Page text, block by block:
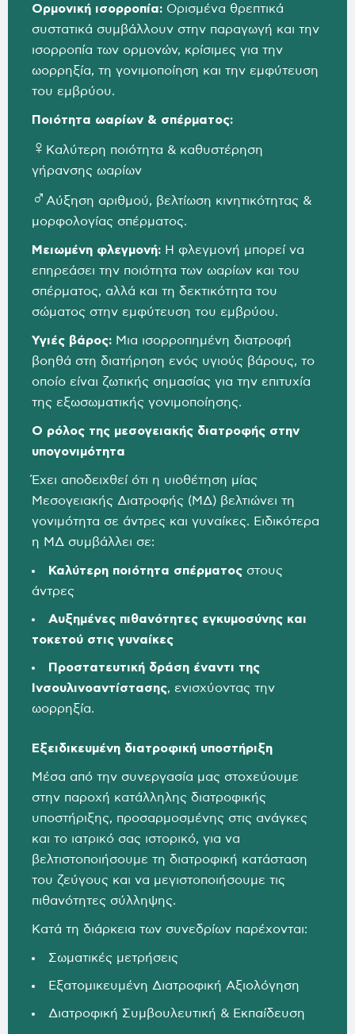
Ορμονική ισορροπία: Ορισμένα θρεπτικά
συστατικά συμβάλλουν στην παραγωγή και την
ισορροπία των ορμονών, κρίσιμες για την
ωορρηξία, τη γονιμοποίηση και την εμφύτευση
του εμβρύου.
Ποιότητα ωαρίων & σπέρματος:
♀ Καλύτερη ποιότητα & καθυστέρηση
γήρανσης ωαρίων
♂ Αύξηση αριθμού, βελτίωση κινητικότητας &
μορφολογίας σπέρματος.
Μειωμένη φλεγμονή: Η φλεγμονή μπορεί να
επηρεάσει την ποιότητα των ωαρίων και του
σπέρματος, αλλά και τη δεκτικότητα του
σώματος στην εμφύτευση του εμβρύου.
Υγιές βάρος: Μια ισορροπημένη διατροφή
βοηθά στη διατήρηση ενός υγιούς βάρους, το
οποίο είναι ζωτικής σημασίας για την επιτυχία
της εξωσωματικής γονιμοποίησης.
Ο ρόλος της μεσογειακής διατροφής στην
υπογονιμότητα
Έχει αποδειχθεί ότι η υιοθέτηση μίας
Μεσογειακής Διατροφής (ΜΔ) βελτιώνει τη
γονιμότητα σε άντρες και γυναίκες. Ειδικότερα
η ΜΔ συμβάλλει σε:
Καλύτερη ποιότητα σπέρματος στους
άντρες
Αυξημένες πιθανότητες εγκυμοσύνης και
τοκετού στις γυναίκες
Προστατευτική δράση έναντι της
Ινσουλινοαντίστασης, ενισχύοντας την
ωορρηξία.
Εξειδικευμένη διατροφική υποστήριξη
Μέσα από την συνεργασία μας στοχεύουμε
στην παροχή κατάλληλης διατροφικής
υποστήριξης, προσαρμοσμένης στις ανάγκες
και το ιατρικό σας ιστορικό, για να
βελτιστοποιήσουμε τη διατροφική κατάσταση
του ζεύγους και να μεγιστοποιήσουμε τις
πιθανότητες σύλληψης.
Κατά τη διάρκεια των συνεδρίων παρέχονται:
Σωματικές μετρήσεις
Εξατομικευμένη Διατροφική Αξιολόγηση
Διατροφική Συμβουλευτική & Εκπαίδευση